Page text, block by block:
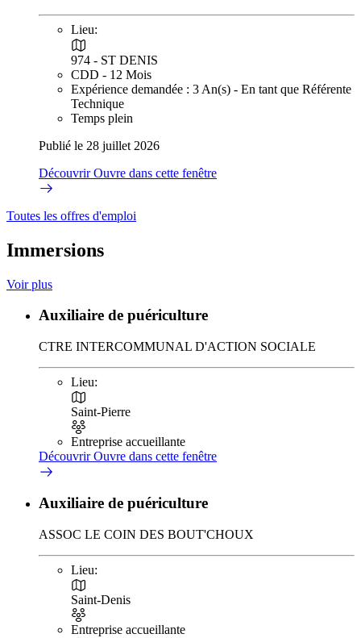
Lieu:
974 - ST DENIS
CDD - 12 Mois
Expérience demandée : 3 An(s) - En tant que Référente
Technique
Temps plein
Publié le 28 juillet 2026
DécouvrirOuvre dans cette fenêtre
Toutes les offres d'emploi
Immersions
Voir plus
Auxiliaire de puériculture
CTRE INTERCOMMUNAL D'ACTION SOCIALE
Lieu:
Saint-Pierre
Entreprise accueillante
DécouvrirOuvre dans cette fenêtre
Auxiliaire de puériculture
ASSOC LE COIN DES BOUT'CHOUX
Lieu:
Saint-Denis
Entreprise accueillante